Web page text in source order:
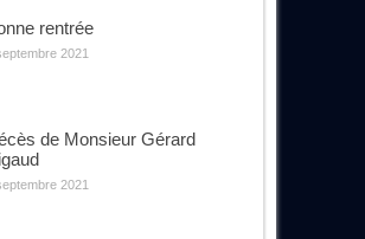
rentrée
2021
de Monsieur Gérard
2021